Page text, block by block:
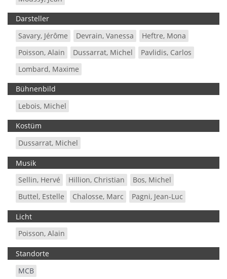
Darsteller
Savary, Jérôme
Devrain, Vanessa
Heftre, Mona
Poisson, Alain
Dussarrat, Michel
Pavlidis, Carlos
Lombard, Maxime
Bühnenbild
Lebois, Michel
Kostüm
Dussarrat, Michel
Musik
Sellin, Hervé
Hillion, Christian
Bos, Michel
Buttel, Estelle
Chalosse, Marc Pagni, Jean-Luc
Licht
Poisson, Alain
Standorte
MCB